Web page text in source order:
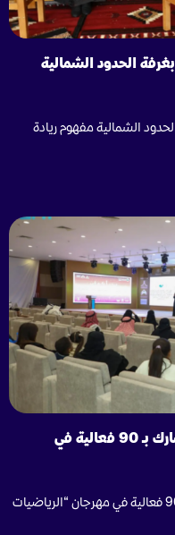
الحدود الشمالية
الشمالية مفهوم ريادة
عبر واس: تعليم الحدود الشمالية يشارك بـ 90 فعالية في
عبر واس: تعليم الحدود الشمالية يشارك بـ 90 فعالية في مهرجان “الرياضيات